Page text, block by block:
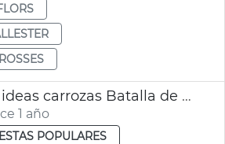
Concurso de ideas carrozas Batalla de Flores València
1 año
POPULARES